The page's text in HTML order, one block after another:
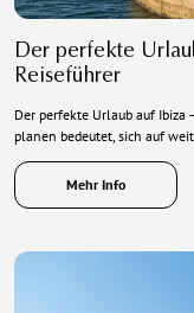
Der perfekte
Reiseführer
Der perfekte Urlaub auf Ibiza
planen bedeutet, sich auf
Mehr Info